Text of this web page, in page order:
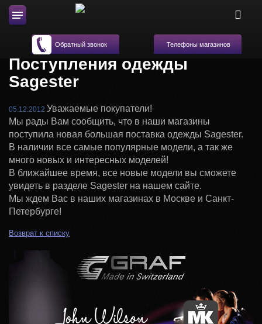
Обратный звонок Телефоны магазинов
Поступления одежды
Sagester
05.12.2012 Уважаемые покупатели!
Мы рады Вам сообщить, что в наши магазины
поступила новая большая поставка одежды Sagester.
В наличии все самые популярные модели, а так же
много новых и интересных моделей!
В ближайшее время, все новые модели вы сможете
увидеть в разделе Sagester на нашем сайте.
Мы ждем Вас в наших магазинах в Москве и Санкт-
Петербурге!
Возврат к списку